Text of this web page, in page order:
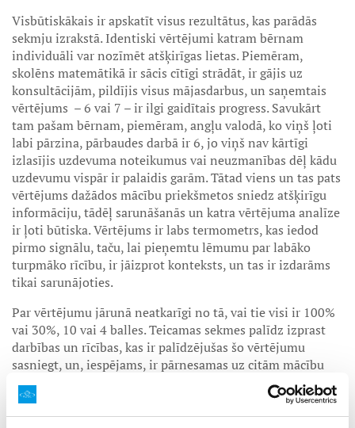
Visbūtiskākais ir apskatīt visus rezultātus, kas parādās
sekmju izrakstā. Identiski vērtējumi katram bērnam
individuāli var nozīmēt atšķirīgas lietas. Piemēram,
skolēns matemātikā ir sācis cītīgi strādāt, ir gājis uz
konsultācijām, pildījis visus mājasdarbus, un saņemtais
vērtējums – 6 vai 7 – ir ilgi gaidītais progress. Savukārt
tam pašam bērnam, piemēram, angļu valodā, ko viņš ļoti
labi pārzina, pārbaudes darbā ir 6, jo viņš nav kārtīgi
izlasījis uzdevuma noteikumus vai neuzmanības dēļ kādu
uzdevumu vispār ir palaidis garām. Tātad viens un tas pats
vērtējums dažādos mācību priekšmetos sniedz atšķirīgu
informāciju, tādēļ sarunāšanās un katra vērtējuma analīze
ir ļoti būtiska. Vērtējums ir labs termometrs, kas iedod
pirmo signālu, taču, lai pieņemtu lēmumu par labāko
turpmāko rīcību, ir jāizprot konteksts, un tas ir izdarāms
tikai sarunājoties.
Par vērtējumu jārunā neatkarīgi no tā, vai tie visi ir 100%
vai 30%, 10 vai 4 balles. Teicamas sekmes palīdz izprast
darbības un rīcības, kas ir palīdzējušas šo vērtējumu
sasniegt, un, iespējams, ir pārnesamas uz citām mācību
jomām. Svarīgi ir apskatīt visus rezultātus un ieraudzīt
tendences, kas atkārtojas, lietas, ar kurām jāstrādā, kā arī
veiksmes faktorus, kas palīdz īstenot rezultātus, vai tieši